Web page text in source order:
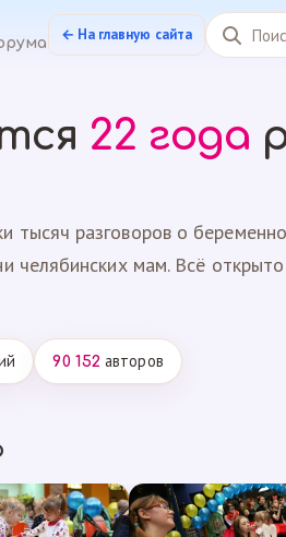
← На главную сайта
22 года
разговоров о
челябинских мам. Всё
90 152 авторов